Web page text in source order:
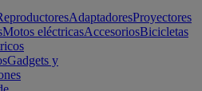
AdaptadoresProyectores
Motos eléctricasAccesoriosBicicletas
Gadgets y